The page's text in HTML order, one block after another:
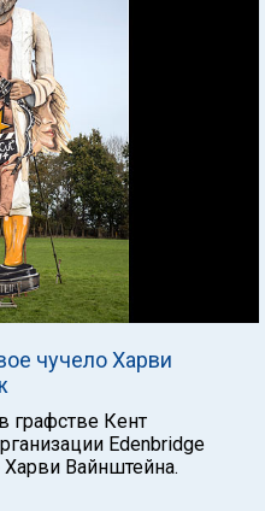
чучело Харви
графстве Кент
Edenbridge
Вайнштейна.